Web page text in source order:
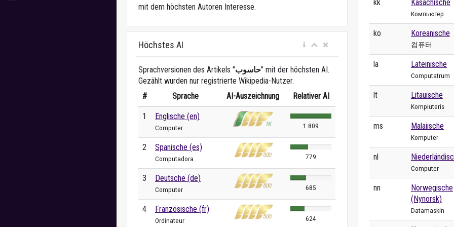
mit dem höchsten Autoren Interesse.
Höchstes AI
Sprachversionen des Artikels "حاسوب" mit der höchsten AI.
Gezählt wurden nur registrierte Wikipedia-Nutzer.
#
Sprache AI-Auszeichnung Relativer AI
1 Englische (en)
Computer 1 809
2 Spanische (es)
Computadora 779
3 Deutsche (de)
Computer 685
4 Französische (fr)
Ordinateur 624
kk Kasachische
Компьютер
ko Koreanische
컴퓨터
la Lateinische
Computatrum
lt Litauische
Kompiuteris
ms Malaiische
Komputer
nl
Computer
nn
Norwegische
(Nynorsk)
Datamaskin